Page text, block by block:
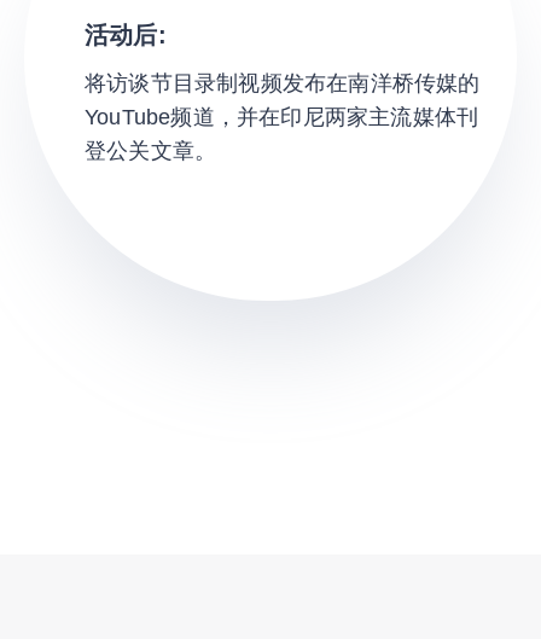
活动后:
将访谈节目录制视频发布在南洋桥传媒的
YouTube频道，并在印尼两家主流媒体刊
登公关文章。